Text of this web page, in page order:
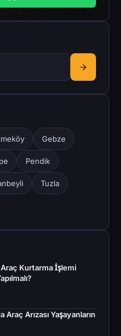
Gebze
Pendik
Tuzla
Araç Kurtarma İşlemi
Araç Arızası Yaşayanların